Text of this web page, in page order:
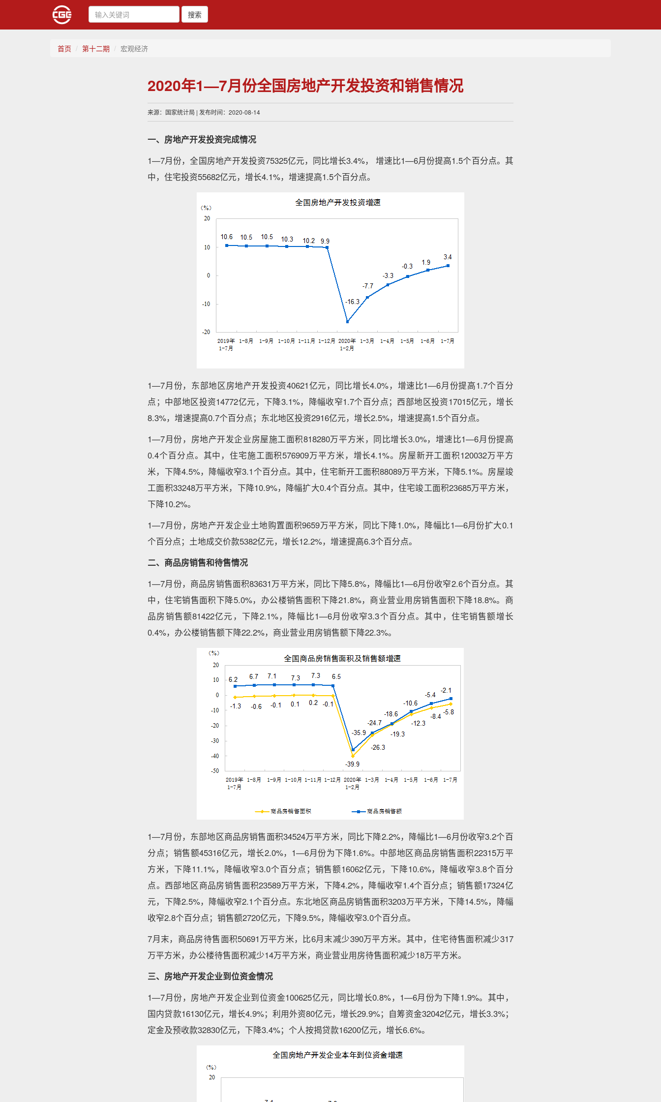
搜索
首页 第十二期 宏观经济
2020年1—7月份全国房地产开发投资和销售情况
来源：国家统计局 | 发布时间：2020-08-14
一、房地产开发投资完成情况
1—7月份，全国房地产开发投资75325亿元，同比增长3.4%， 增速比1—6月份提高1.5个百分点。其
中，住宅投资55682亿元，增长4.1%，增速提高1.5个百分点。
1—7月份，东部地区房地产开发投资40621亿元，同比增长4.0%，增速比1—6月份提高1.7个百分
点；中部地区投资14772亿元，下降3.1%，降幅收窄1.7个百分点；西部地区投资17015亿元，增长
8.3%，增速提高0.7个百分点；东北地区投资2916亿元，增长2.5%，增速提高1.5个百分点。
1—7月份，房地产开发企业房屋施工面积818280万平方米，同比增长3.0%，增速比1—6月份提高
0.4个百分点。其中，住宅施工面积576909万平方米，增长4.1%。房屋新开工面积120032万平方
米，下降4.5%，降幅收窄3.1个百分点。其中，住宅新开工面积88089万平方米，下降5.1%。房屋竣
工面积33248万平方米，下降10.9%，降幅扩大0.4个百分点。其中，住宅竣工面积23685万平方米，
下降10.2%。
1—7月份，房地产开发企业土地购置面积9659万平方米，同比下降1.0%，降幅比1—6月份扩大0.1
个百分点；土地成交价款5382亿元，增长12.2%，增速提高6.3个百分点。
二、商品房销售和待售情况
1—7月份，商品房销售面积83631万平方米，同比下降5.8%，降幅比1—6月份收窄2.6个百分点。其
中，住宅销售面积下降5.0%，办公楼销售面积下降21.8%，商业营业用房销售面积下降18.8%。商
品房销售额81422亿元，下降2.1%，降幅比1—6月份收窄3.3个百分点。其中，住宅销售额增长
0.4%，办公楼销售额下降22.2%，商业营业用房销售额下降22.3%。
1—7月份，东部地区商品房销售面积34524万平方米，同比下降2.2%，降幅比1—6月份收窄3.2个百
分点；销售额45316亿元，增长2.0%，1—6月份为下降1.6%。中部地区商品房销售面积22315万平
方米，下降11.1%，降幅收窄3.0个百分点；销售额16062亿元，下降10.6%，降幅收窄3.8个百分
点。西部地区商品房销售面积23589万平方米，下降4.2%，降幅收窄1.4个百分点；销售额17324亿
元，下降2.5%，降幅收窄2.1个百分点。东北地区商品房销售面积3203万平方米，下降14.5%，降幅
收窄2.8个百分点；销售额2720亿元，下降9.5%，降幅收窄3.0个百分点。
7月末，商品房待售面积50691万平方米，比6月末减少390万平方米。其中，住宅待售面积减少317
万平方米，办公楼待售面积减少14万平方米，商业营业用房待售面积减少18万平方米。
三、房地产开发企业到位资金情况
1—7月份，房地产开发企业到位资金100625亿元，同比增长0.8%，1—6月份为下降1.9%。其中，
国内贷款16130亿元，增长4.9%；利用外资80亿元，增长29.9%；自筹资金32042亿元，增长3.3%；
定金及预收款32830亿元，下降3.4%；个人按揭贷款16200亿元，增长6.6%。